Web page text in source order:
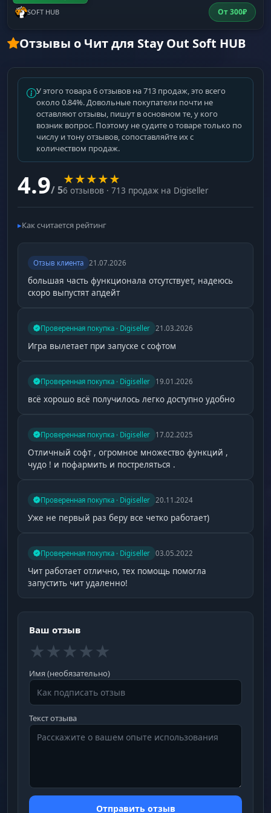
SOFT HUB От300₽
Отзывы о Чит для Stay Out Soft HUB
У этого товара 6 отзывов на 713 продаж, это всего
около 0.84%. Довольные покупатели почти не
оставляют отзывы, пишут в основном те, у кого
возник вопрос. Поэтому не судите о товаре только по
числу и тону отзывов, сопоставляйте их с
количеством продаж.
4.9/ 5
★★★★★
6 отзывов · 713 продаж на Digiseller
Как считается рейтинг
Отзыв клиента 21.07.2026
большая часть функционала отсутствует, надеюсь
скоро выпустят апдейт
Проверенная покупка · Digiseller 21.03.2026
Игра вылетает при запуске с софтом
Проверенная покупка · Digiseller 19.01.2026
всё хорошо всё получилось легко доступно удобно
Проверенная покупка · Digiseller 17.02.2025
Отличный софт , огромное множество функций ,
чудо ! и пофармить и постреляться .
Проверенная покупка · Digiseller 20.11.2024
Уже не первый раз беру все четко работает)
Проверенная покупка · Digiseller 03.05.2022
Чит работает отлично, тех помощь помогла
запустить чит удаленно!
Ваш отзыв
★★★★★
Имя (необязательно)
Текст отзыва
Отправить отзыв